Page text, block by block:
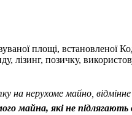
площі, встановленої
лізинг, позичку,
на нерухоме майно, відмінне
майна, які не